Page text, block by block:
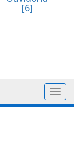
[6]